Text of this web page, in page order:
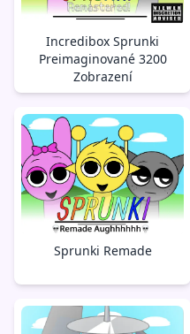
Incredibox Sprunki
Preimaginované 3200
Zobrazení
Sprunki Remade